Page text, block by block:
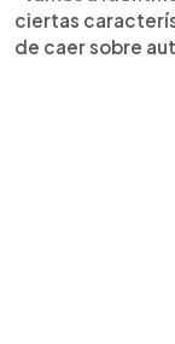
ciertas
de caer sobre